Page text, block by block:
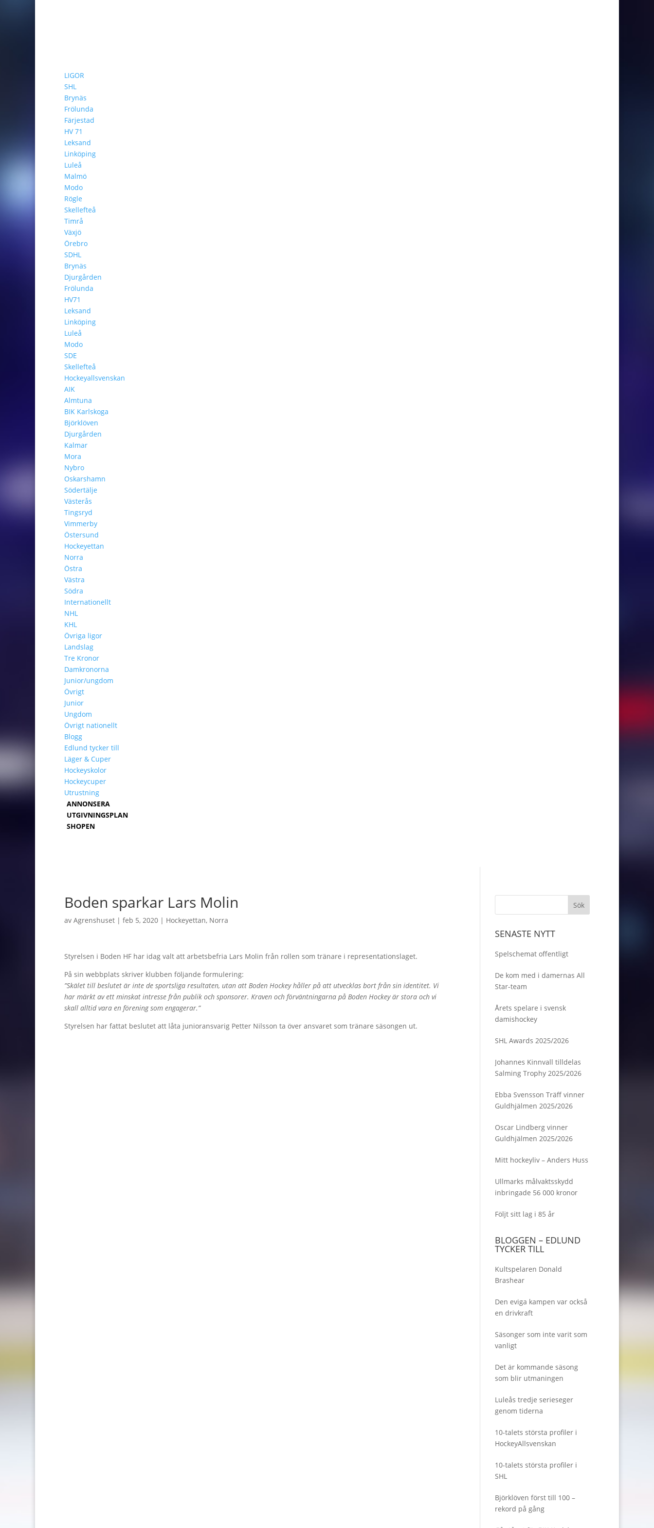
LIGOR
SHL
Brynäs
Frölunda
Färjestad
HV 71
Leksand
Linköping
Luleå
Malmö
Modo
Rögle
Skellefteå
Timrå
Växjö
Örebro
SDHL
Brynäs
Djurgården
Frölunda
HV71
Leksand
Linköping
Luleå
Modo
SDE
Skellefteå
Hockeyallsvenskan
AIK
Almtuna
BIK Karlskoga
Björklöven
Djurgården
Kalmar
Mora
Nybro
Oskarshamn
Södertälje
Västerås
Tingsryd
Vimmerby
Östersund
Hockeyettan
Norra
Östra
Västra
Södra
Internationellt
NHL
KHL
Övriga ligor
Landslag
Tre Kronor
Damkronorna
Junior/ungdom
Övrigt
Junior
Ungdom
Övrigt nationellt
Blogg
Edlund tycker till
Läger & Cuper
Hockeyskolor
Hockeycuper
Utrustning
ANNONSERA
UTGIVNINGSPLAN
SHOPEN
Boden sparkar Lars Molin
av Agrenshuset | feb 5, 2020 | Hockeyettan, Norra
Styrelsen i Boden HF har idag valt att arbetsbefria Lars Molin från rollen som tränare i representationslaget.
På sin webbplats skriver klubben följande formulering:
”Skälet till beslutet är inte de sportsliga resultaten, utan att Boden Hockey håller på att utvecklas bort från sin identitet. Vi
har märkt av ett minskat intresse från publik och sponsorer. Kraven och förväntningarna på Boden Hockey är stora och vi
skall alltid vara en förening som engagerar.”
Styrelsen har fattat beslutet att låta junioransvarig Petter Nilsson ta över ansvaret som tränare säsongen ut.
SENASTE NYTT
Spelschemat offentligt
De kom med i damernas All
Star-team
Årets spelare i svensk
damishockey
SHL Awards 2025/2026
Johannes Kinnvall tilldelas
Salming Trophy 2025/2026
Ebba Svensson Träff vinner
Guldhjälmen 2025/2026
Oscar Lindberg vinner
Guldhjälmen 2025/2026
Mitt hockeyliv – Anders Huss
Ullmarks målvaktsskydd
inbringade 56 000 kronor
Följt sitt lag i 85 år
BLOGGEN – EDLUND
TYCKER TILL
Kultspelaren Donald
Brashear
Den eviga kampen var också
en drivkraft
Säsonger som inte varit som
vanligt
Det är kommande säsong
som blir utmaningen
Luleås tredje serieseger
genom tiderna
10-talets största profiler i
HockeyAllsvenskan
10-talets största profiler i
SHL
Björklöven först till 100 –
rekord på gång